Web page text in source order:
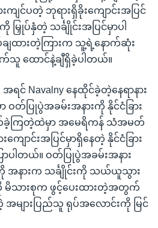
င်ပတဲ့ ဘုရားရှိခိုးကျောင်းအပြင်
ြှုပ်နှံတဲ့ သင်္ချိုင်းအပြင်မှာပါ
ထားတဲ့ကြားက သူ့ရဲ့နောက်ဆုံး
ထောင်နဲ့ချီရှိခဲ့ပါတယ်။
င် Navalny နေထိုင်ခဲ့တဲ့နေရာနား
ဝတ်ပြုပွဲအခမ်းအနားကို နိုင်ငံခြား
ကြတဲ့ထဲမှာ အမေရိကန် သံအမတ်
ောင်းအပြင်မှာရှိနေတဲ့ နိုင်ငံခြား
ါတယ်။ ဝတ်ပြုပွဲအခမ်းအနား
အနားက သင်္ချိုင်းကို သယ်ယူသွား
ကို မိသားစုက ဖွင့်ပေးထားတဲ့အတွက်
ျားပြည်သူ ရုပ်အလောင်းကို မြင်